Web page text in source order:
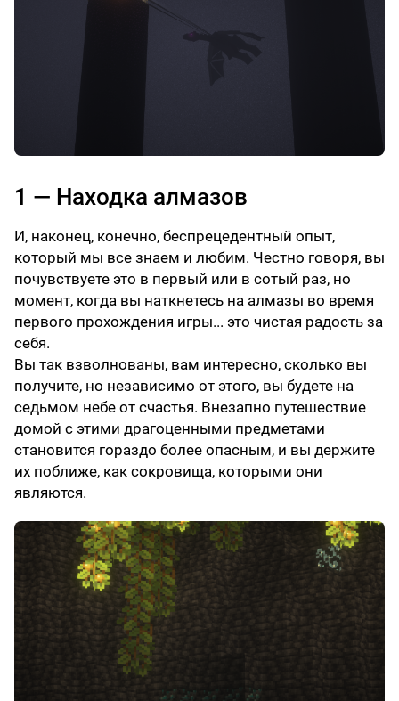
1 — Находка алмазов
И, наконец, конечно, беспрецедентный опыт,
который мы все знаем и любим. Честно говоря, вы
почувствуете это в первый или в сотый раз, но
момент, когда вы наткнетесь на алмазы во время
первого прохождения игры... это чистая радость за
себя.
Вы так взволнованы, вам интересно, сколько вы
получите, но независимо от этого, вы будете на
седьмом небе от счастья. Внезапно путешествие
домой с этими драгоценными предметами
становится гораздо более опасным, и вы держите
их поближе, как сокровища, которыми они
являются.